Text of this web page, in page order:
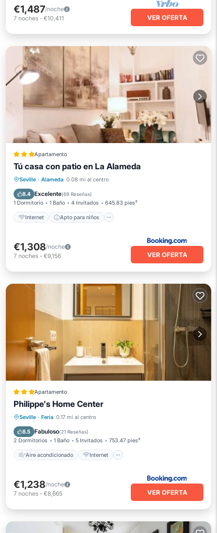
€1,487/noche
7 noches - €10,411 VER OFERTA
Apartamento
Tú casa con patio en La Alameda
Seville · Alameda 0.08 mi al centro
8.4 Excelente(69 Reseñas)
1 Dormitorio 1 Baño 4 Invitados 645.83 pies²
Internet Apto para niños
Internet
Apto para niños
Seguridad/Protección
€1,308/noche
7 noches - €9,156 VER OFERTA
Apartamento
Philippe's Home Center
Seville · Feria 0.17 mi al centro
8.5 Fabuloso(21 Reseñas)
2 Dormitorios 1 Baño 5 Invitados 753.47 pies²
Aire acondicionado Internet
Aire acondicionado
Apto para niños
€1,238/noche
7 noches - €8,665 VER OFERTA